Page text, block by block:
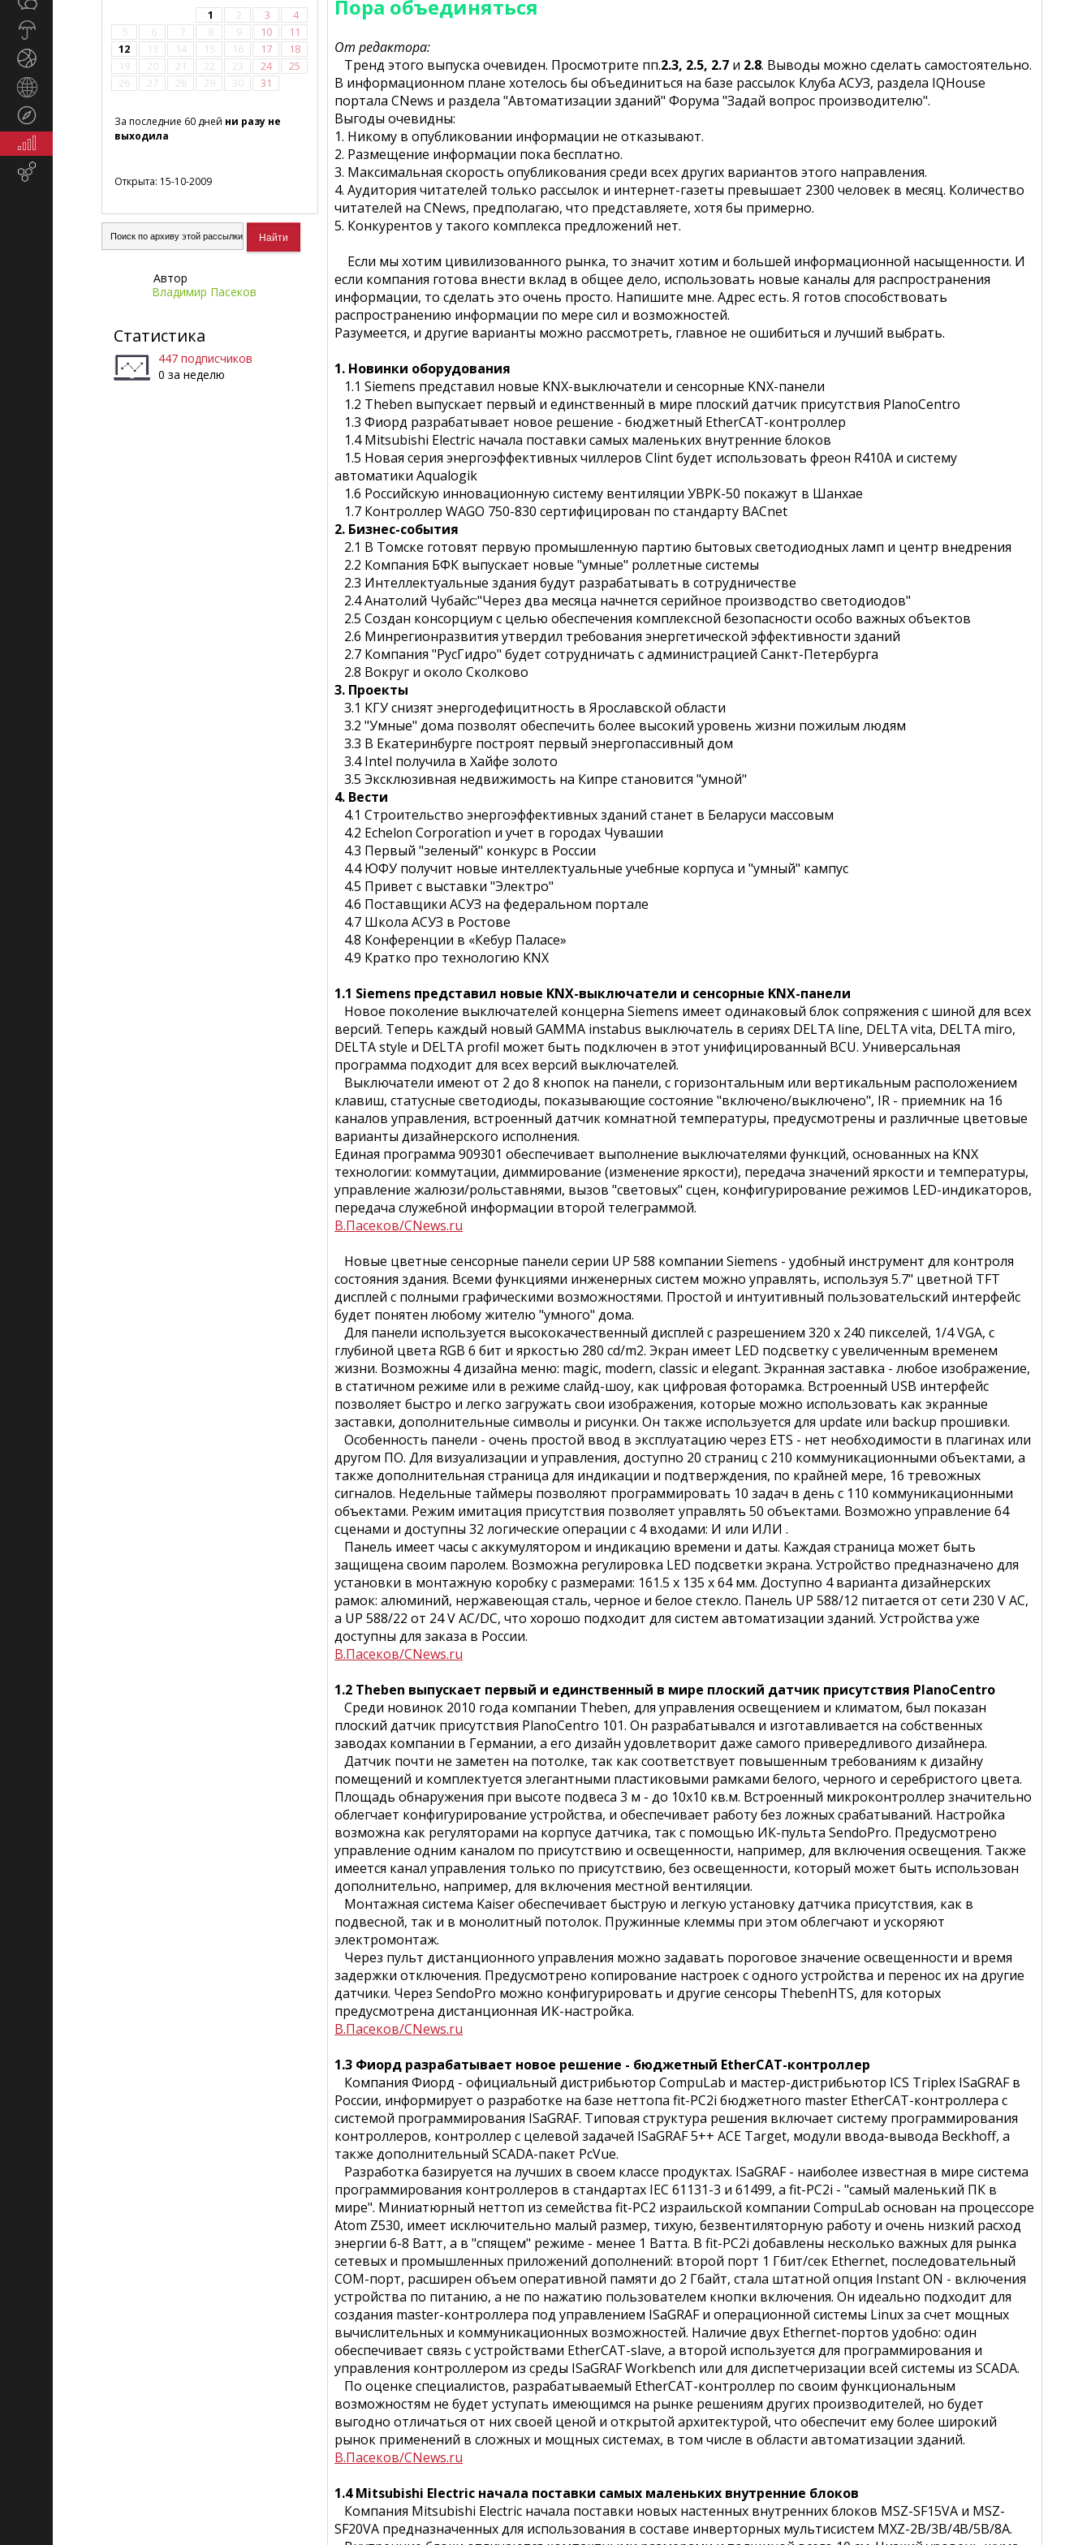
Экономика
маркетинг
1 2 3
4
5
6 7 8 9 10
11
12
13 14 15 16 17
18
19
20 21 22 23 24
25
26
27 28 29 30 31
За последние 60 дней ни разу не
выходила
Открыта: 15-10-2009
Автор
Владимир Пасеков
Статистика
447 подписчиков
0 за неделю
Пора объединяться
От редактора:
Тренд этого выпуска очевиден. Просмотрите пп.2.3, 2.5, 2.7 и 2.8. Выводы можно сделать самостоятельно.
В информационном плане хотелось бы объединиться на базе рассылок Клуба АСУЗ, раздела IQHouse
портала CNews и раздела "Автоматизации зданий" Форума "Задай вопрос производителю".
Выгоды очевидны:
1. Никому в опубликовании информации не отказывают.
2. Размещение информации пока бесплатно.
3. Максимальная скорость опубликования среди всех других вариантов этого направления.
4. Аудитория читателей только рассылок и интернет-газеты превышает 2300 человек в месяц. Количество
читателей на CNews, предполагаю, что представляете, хотя бы примерно.
5. Конкурентов у такого комплекса предложений нет.
Если мы хотим цивилизованного рынка, то значит хотим и большей информационной насыщенности. И
если компания готова внести вклад в общее дело, использовать новые каналы для распространения
информации, то сделать это очень просто. Напишите мне. Адрес есть. Я готов способствовать
распространению информации по мере сил и возможностей.
Разумеется, и другие варианты можно рассмотреть, главное не ошибиться и лучший выбрать.
1. Новинки оборудования
1.1 Siemens представил новые KNX-выключатели и сенсорные KNX-панели
1.2 Theben выпускает первый и единственный в мире плоский датчик присутствия PlanoCentro
1.3 Фиорд разрабатывает новое решение - бюджетный EtherCAT-контроллер
1.4 Mitsubishi Electric начала поставки самых маленьких внутренние блоков
1.5 Новая серия энергоэффективных чиллеров Clint будет использовать фреон R410A и систему
автоматики Aqualogik
1.6 Российскую инновационную систему вентиляции УВРК-50 покажут в Шанхае
1.7 Контроллер WAGO 750-830 сертифицирован по стандарту BACnet
2. Бизнес-события
2.1 В Томске готовят первую промышленную партию бытовых светодиодных ламп и центр внедрения
2.2 Компания БФК выпускает новые "умные" роллетные системы
2.3 Интеллектуальные здания будут разрабатывать в сотрудничестве
2.4 Анатолий Чубайс:"Через два месяца начнется серийное производство светодиодов"
2.5 Создан консорциум с целью обеспечения комплексной безопасности особо важных объектов
2.6 Минрегионразвития утвердил требования энергетической эффективности зданий
2.7 Компания "РусГидро" будет сотрудничать с администрацией Санкт-Петербурга
2.8 Вокруг и около Сколково
3. Проекты
3.1 КГУ снизят энергодефицитность в Ярославской области
3.2 "Умные" дома позволят обеспечить более высокий уровень жизни пожилым людям
3.3 В Екатеринбурге построят первый энергопассивный дом
3.4 Intel получила в Хайфе золото
3.5 Эксклюзивная недвижимость на Кипре становится "умной"
4. Вести
4.1 Строительство энергоэффективных зданий станет в Беларуси массовым
4.2 Echelon Corporation и учет в городах Чувашии
4.3 Первый "зеленый" конкурс в России
4.4 ЮФУ получит новые интеллектуальные учебные корпуса и "умный" кампус
4.5 Привет с выставки "Электро"
4.6 Поставщики АСУЗ на федеральном портале
4.7 Школа АСУЗ в Ростове
4.8 Конференции в «Кебур Паласе»
4.9 Кратко про технологию KNX
1.1 Siemens представил новые KNX-выключатели и сенсорные KNX-панели
Новое поколение выключателей концерна Siemens имеет одинаковый блок сопряжения с шиной для всех
версий. Теперь каждый новый GAMMA instabus выключатель в сериях DELTA line, DELTA vita, DELTA miro,
DELTA style и DELTA profil может быть подключен в этот унифицированный BCU. Универсальная
программа подходит для всех версий выключателей.
Выключатели имеют от 2 до 8 кнопок на панели, с горизонтальным или вертикальным расположением
клавиш, статусные светодиоды, показывающие состояние "включено/выключено", IR - приемник на 16
каналов управления, встроенный датчик комнатной температуры, предусмотрены и различные цветовые
варианты дизайнерского исполнения.
Единая программа 909301 обеспечивает выполнение выключателями функций, основанных на KNX
технологии: коммутации, диммирование (изменение яркости), передача значений яркости и температуры,
управление жалюзи/рольставнями, вызов "световых" сцен, конфигурирование режимов LED-индикаторов,
передача служебной информации второй телеграммой.
В.Пасеков/CNews.ru
Новые цветные сенсорные панели серии UP 588 компании Siemens - удобный инструмент для контроля
состояния здания. Всеми функциями инженерных систем можно управлять, используя 5.7" цветной TFT
дисплей с полными графическими возможностями. Простой и интуитивный пользовательский интерфейс
будет понятен любому жителю "умного" дома.
Для панели используется высококачественный дисплей с разрешением 320 x 240 пикселей, 1/4 VGA, с
глубиной цвета RGB 6 бит и яркостью 280 cd/m2. Экран имеет LED подсветку с увеличенным временем
жизни. Возможны 4 дизайна меню: magic, modern, classic и elegant. Экранная заставка - любое изображение,
в статичном режиме или в режиме слайд-шоу, как цифровая фоторамка. Встроенный USB интерфейс
позволяет быстро и легко загружать свои изображения, которые можно использовать как экранные
заставки, дополнительные символы и рисунки. Он также используется для update или backup прошивки.
Особенность панели - очень простой ввод в эксплуатацию через ETS - нет необходимости в плагинах или
другом ПО. Для визуализации и управления, доступно 20 страниц с 210 коммуникационными объектами, а
также дополнительная страница для индикации и подтверждения, по крайней мере, 16 тревожных
сигналов. Недельные таймеры позволяют программировать 10 задач в день с 110 коммуникационными
объектами. Режим имитация присутствия позволяет управлять 50 объектами. Возможно управление 64
сценами и доступны 32 логические операции с 4 входами: И или ИЛИ .
Панель имеет часы с аккумулятором и индикацию времени и даты. Каждая страница может быть
защищена своим паролем. Возможна регулировка LED подсветки экрана. Устройство предназначено для
установки в монтажную коробку с размерами: 161.5 x 135 x 64 мм. Доступно 4 варианта дизайнерских
рамок: алюминий, нержавеющая сталь, черное и белое стекло. Панель UP 588/12 питается от сети 230 V AC,
а UP 588/22 от 24 V AC/DC, что хорошо подходит для систем автоматизации зданий. Устройства уже
доступны для заказа в России.
В.Пасеков/CNews.ru
1.2 Theben выпускает первый и единственный в мире плоский датчик присутствия PlanoCentro
Среди новинок 2010 года компании Theben, для управления освещением и климатом, был показан
плоский датчик присутствия PlanoCentro 101. Он разрабатывался и изготавливается на собственных
заводах компании в Германии, а его дизайн удовлетворит даже самого привередливого дизайнера.
Датчик почти не заметен на потолке, так как соответствует повышенным требованиям к дизайну
помещений и комплектуется элегантными пластиковыми рамками белого, черного и серебристого цвета.
Площадь обнаружения при высоте подвеса 3 м - до 10х10 кв.м. Встроенный микроконтроллер значительно
облегчает конфигурирование устройства, и обеспечивает работу без ложных срабатываний. Настройка
возможна как регуляторами на корпусе датчика, так с помощью ИК-пульта SendoPro. Предусмотрено
управление одним каналом по присутствию и освещенности, например, для включения освещения. Также
имеется канал управления только по присутствию, без освещенности, который может быть использован
дополнительно, например, для включения местной вентиляции.
Монтажная система Kaiser обеспечивает быструю и легкую установку датчика присутствия, как в
подвесной, так и в монолитный потолок. Пружинные клеммы при этом облегчают и ускоряют
электромонтаж.
Через пульт дистанционного управления можно задавать пороговое значение освещенности и время
задержки отключения. Предусмотрено копирование настроек с одного устройства и перенос их на другие
датчики. Через SendoPro можно конфигурировать и другие сенсоры ThebenHTS, для которых
предусмотрена дистанционная ИК-настройка.
В.Пасеков/CNews.ru
1.3 Фиорд разрабатывает новое решение - бюджетный EtherCAT-контроллер
Компания Фиорд - официальный дистрибьютор CompuLab и мастер-дистрибьютор ICS Triplex ISaGRAF в
России, информирует о разработке на базе неттопа fit-PC2i бюджетного master EtherCAT-контроллера c
системой программирования ISaGRAF. Типовая структура решения включает систему программирования
контроллеров, контроллер с целевой задачей ISaGRAF 5++ ACE Target, модули ввода-вывода Beckhoff, а
также дополнительный SCADA-пакет PcVue.
Разработка базируется на лучших в своем классе продуктах. ISaGRAF - наиболее известная в мире система
программирования контроллеров в стандартах IEC 61131-3 и 61499, а fit-PC2i - "самый маленький ПК в
мире". Миниатюрный неттоп из семейства fit-PC2 израильской компании CompuLab основан на процессоре
Atom Z530, имеет исключительно малый размер, тихую, безвентиляторную работу и очень низкий расход
энергии 6-8 Ватт, а в "спящем" режиме - менее 1 Ватта. В fit-PC2i добавлены несколько важных для рынка
сетевых и промышленных приложений дополнений: второй порт 1 Гбит/сек Ethernet, последовательный
COM-порт, расширен объем оперативной памяти до 2 Гбайт, стала штатной опция Instant ON - включения
устройства по питанию, а не по нажатию пользователем кнопки включения. Он идеально подходит для
создания master-контроллера под управлением ISaGRAF и операционной системы Linux за счет мощных
вычислительных и коммуникационных возможностей. Наличие двух Ethernet-портов удобно: один
обеспечивает связь с устройствами EtherCAT-slave, а второй используется для программирования и
управления контроллером из среды ISaGRAF Workbench или для диспетчеризации всей системы из SCADA.
По оценке специалистов, разрабатываемый EtherCAT-контроллер по своим функциональным
возможностям не будет уступать имеющимся на рынке решениям других производителей, но будет
выгодно отличаться от них своей ценой и открытой архитектурой, что обеспечит ему более широкий
рынок применений в сложных и мощных системах, в том числе в области автоматизации зданий.
В.Пасеков/CNews.ru
1.4 Mitsubishi Electric начала поставки самых маленьких внутренние блоков
Компания Mitsubishi Electric начала поставки новых настенных внутренних блоков MSZ-SF15VA и MSZ-
SF20VA предназначенных для использования в составе инверторных мультисистем MXZ-2B/3B/4B/5B/8A.